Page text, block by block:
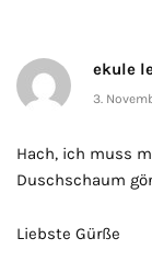
ekule
3.
Hach, ich muss
Duschschaum
Liebste Gürße